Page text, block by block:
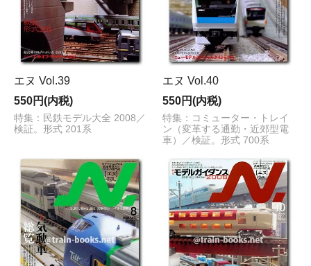
エヌ Vol.39
550円(内税)
特集：民鉄モデル大全 2008／
検証。形式 201系
エヌ Vol.40
550円(内税)
特集：コミューター・トレイ
ン（変革する通勤・近郊型電
車）／検証。形式 700系